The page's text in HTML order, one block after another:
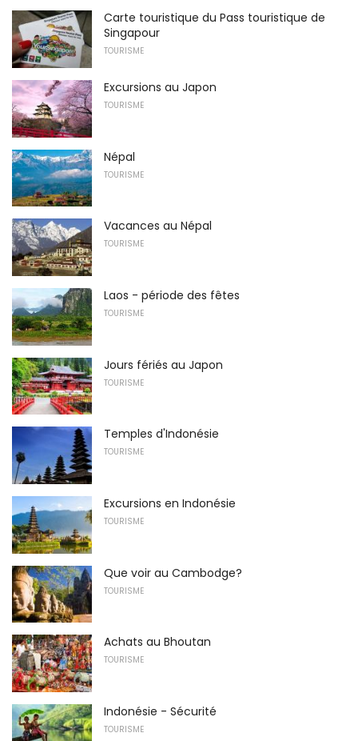
Carte touristique du Pass touristique de
Singapour
TOURISME
Excursions au Japon
TOURISME
Népal
TOURISME
Vacances au Népal
TOURISME
Laos - période des fêtes
TOURISME
Jours fériés au Japon
TOURISME
Temples d'Indonésie
TOURISME
Excursions en Indonésie
TOURISME
Que voir au Cambodge?
TOURISME
Achats au Bhoutan
TOURISME
Indonésie - Sécurité
TOURISME